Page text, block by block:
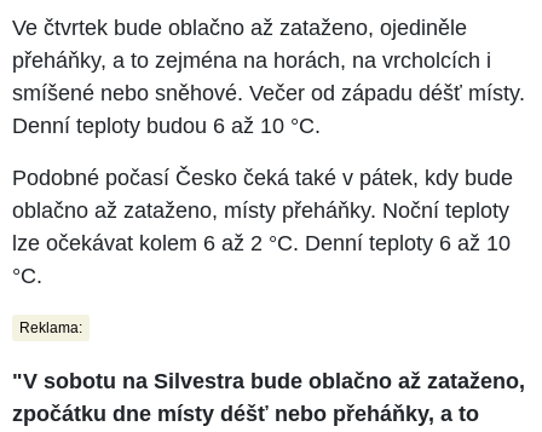
Ve čtvrtek bude oblačno až zataženo, ojediněle
přeháňky, a to zejména na horách, na vrcholcích i
smíšené nebo sněhové. Večer od západu déšť místy.
Denní teploty budou 6 až 10 °C.
Podobné počasí Česko čeká také v pátek, kdy bude
oblačno až zataženo, místy přeháňky. Noční teploty
lze očekávat kolem 6 až 2 °C. Denní teploty 6 až 10
°C.
Reklama:
"V sobotu na Silvestra bude oblačno až zataženo,
zpočátku dne místy déšť nebo přeháňky, a to